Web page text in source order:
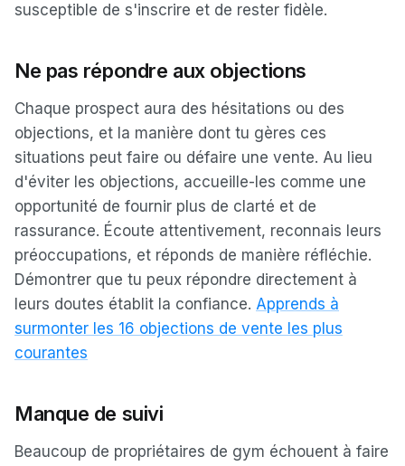
susceptible de s'inscrire et de rester fidèle.
Ne pas répondre aux objections
Chaque prospect aura des hésitations ou des
objections, et la manière dont tu gères ces
situations peut faire ou défaire une vente. Au lieu
d'éviter les objections, accueille-les comme une
opportunité de fournir plus de clarté et de
rassurance. Écoute attentivement, reconnais leurs
préoccupations, et réponds de manière réfléchie.
Démontrer que tu peux répondre directement à
leurs doutes établit la confiance. Apprends à
surmonter les 16 objections de vente les plus
courantes
Manque de suivi
Beaucoup de propriétaires de gym échouent à faire